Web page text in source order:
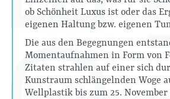
ob Schönheit Luxus ist oder das
eigenen Haltung bzw. eigenen
Die aus den Begegnungen
Momentaufnahmen in Form von
Zitaten strahlen auf einer sich
Kunstraum schlängelnden Woge
Wellplastik bis zum 25.